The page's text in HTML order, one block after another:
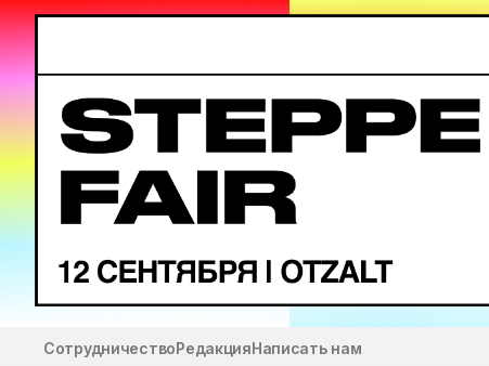
СотрудничествоРедакцияНаписать нам